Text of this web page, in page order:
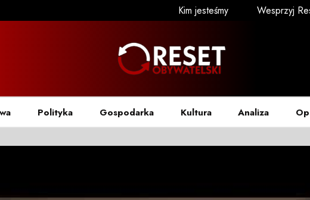
Kim jesteśmy Wesprzyj
Polityka Gospodarka Kultura Analiza